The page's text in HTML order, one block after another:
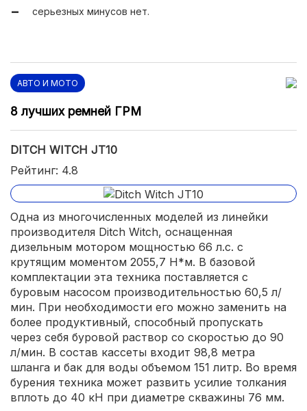
серьезных минусов нет.
АВТО И МОТО
8 лучших ремней ГРМ
DITCH WITCH JT10
Рейтинг: 4.8
Одна из многочисленных моделей из линейки
производителя Ditch Witch, оснащенная
дизельным мотором мощностью 66 л.с. с
крутящим моментом 2055,7 Н*м. В базовой
комплектации эта техника поставляется с
буровым насосом производительностью 60,5 л/
мин. При необходимости его можно заменить на
более продуктивный, способный пропускать
через себя буровой раствор со скоростью до 90
л/мин. В состав кассеты входит 98,8 метра
шланга и бак для воды объемом 151 литр. Во время
бурения техника может развить усилие толкания
вплоть до 40 кН при диаметре скважины 76 мм.